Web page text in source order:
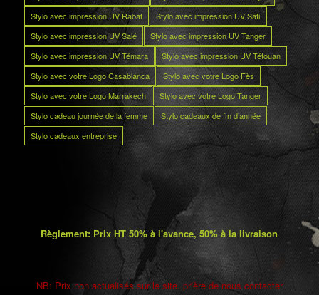
Stylo avec impression UV Rabat
Stylo avec impression UV Safi
Stylo avec impression UV Salé
Stylo avec impression UV Tanger
Stylo avec impression UV Témara
Stylo avec impression UV Tétouan
Stylo avec votre Logo Casablanca
Stylo avec votre Logo Fès
Stylo avec votre Logo Marrakech
Stylo avec votre Logo Tanger
Stylo cadeau journée de la femme
Stylo cadeaux de fin d’année
Stylo cadeaux entreprise
Règlement: Prix HT 50% à l'avance, 50% à la livraison
NB: Prix non actualisés sur le site. prière de nous contacter